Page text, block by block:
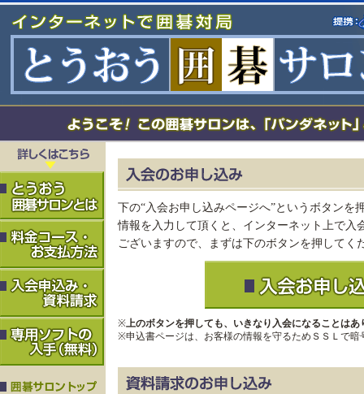
下の“入会お申し込みページへ”というボタン
情報を入力して頂くと、インターネット上で
ございますので、まずは下のボタンを押してく
※上のボタンを押しても、いきなり入会になることは
※申込書ページは、お客様の情報を守るためＳＳＬで暗